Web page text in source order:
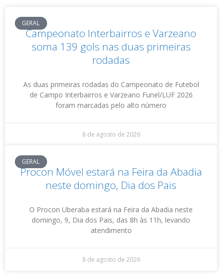
GERAL
Campeonato Interbairros e Varzeano
soma 139 gols nas duas primeiras
rodadas
As duas primeiras rodadas do Campeonato de Futebol
de Campo Interbairros e Varzeano Funel/LUF 2026
foram marcadas pelo alto número
8 de agosto de 2026
GERAL
Procon Móvel estará na Feira da Abadia
neste domingo, Dia dos Pais
O Procon Uberaba estará na Feira da Abadia neste
domingo, 9, Dia dos Pais, das 8h às 11h, levando
atendimento
8 de agosto de 2026